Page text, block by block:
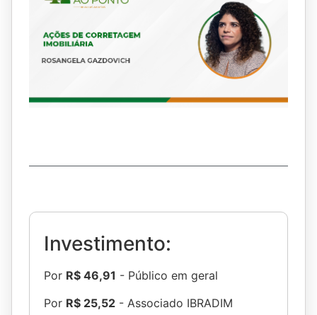
Investimento:
Por R$ 46,91 - Público em geral
Por R$ 25,52 - Associado IBRADIM